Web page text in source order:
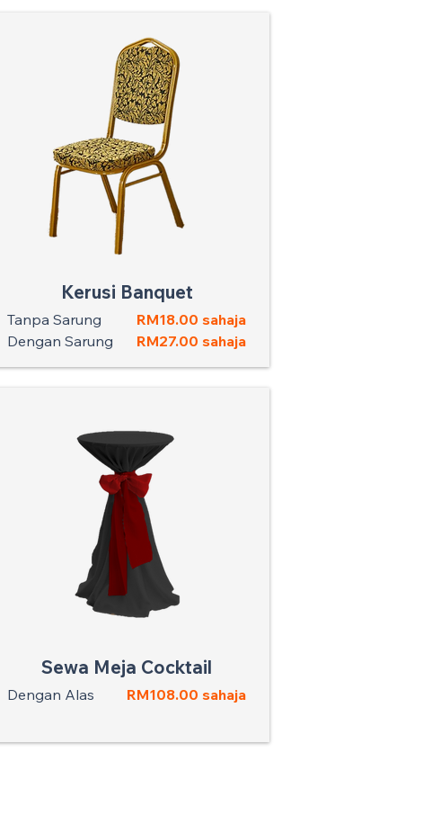
Kerusi Banquet
Tanpa Sarung
RM18.00 sahaja
Dengan Sarung
RM27.00 sahaja
Sewa Meja Cocktail
Dengan Alas RM108.00 sahaja